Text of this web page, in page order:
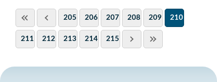
205 206 207 208 209 210
211 212 213 214 215